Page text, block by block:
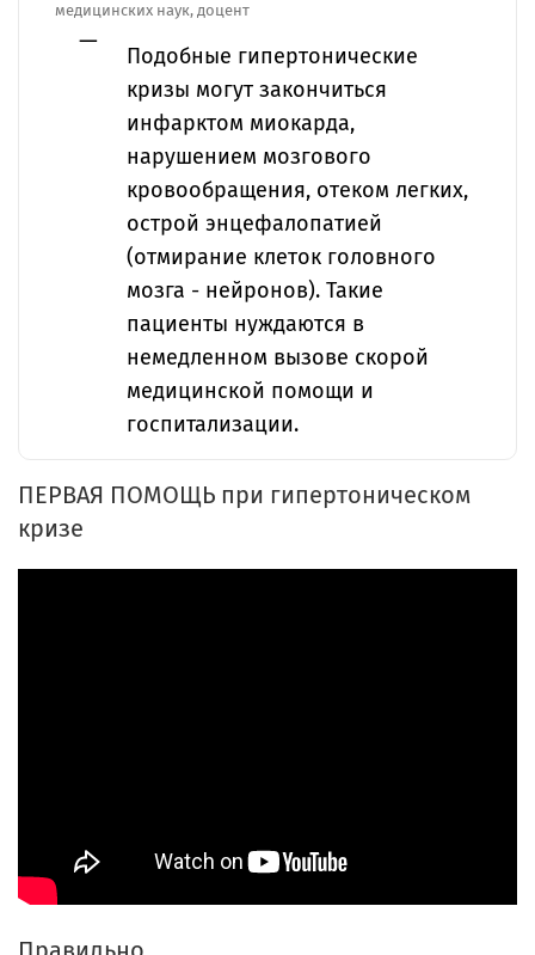
медицинских наук, доцент
Подобные гипертонические
кризы могут закончиться
инфарктом миокарда,
нарушением мозгового
кровообращения, отеком легких,
острой энцефалопатией
(отмирание клеток головного
мозга - нейронов). Такие
пациенты нуждаются в
немедленном вызове скорой
медицинской помощи и
госпитализации.
ПЕРВАЯ ПОМОЩЬ при гипертоническом
кризе